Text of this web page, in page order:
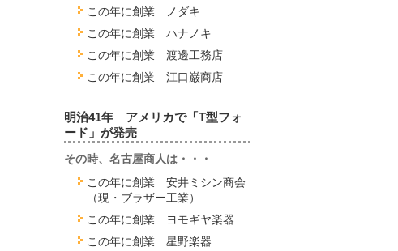
この年に創業 ノダキ
この年に創業 ハナノキ
この年に創業 渡邊工務店
この年に創業 江口巌商店
明治41年 アメリカで「T型フォ
ード」が発売
その時、名古屋商人は・・・
この年に創業 安井ミシン商会
（現・ブラザー工業）
この年に創業 ヨモギヤ楽器
この年に創業 星野楽器